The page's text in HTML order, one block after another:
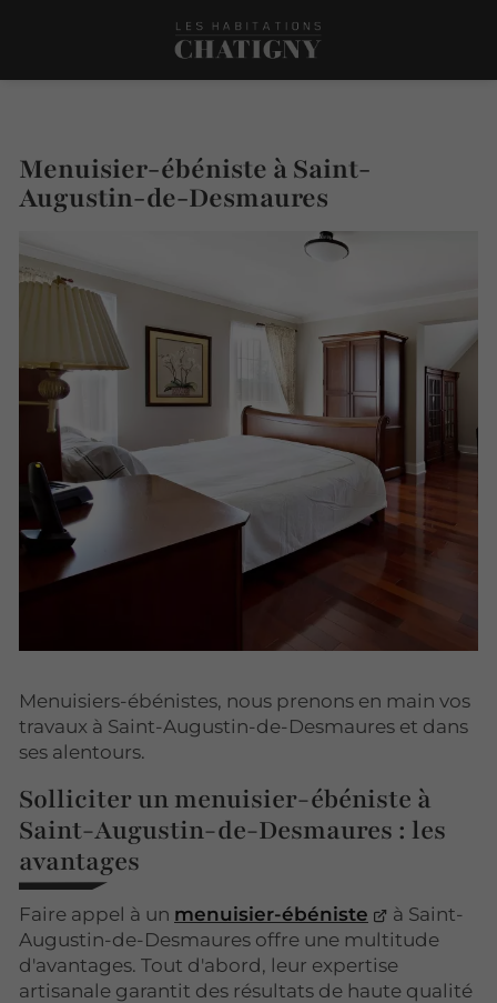
Menuisier-ébéniste à Saint-
Augustin-de-Desmaures
Menuisiers-ébénistes, nous prenons en main vos
travaux à Saint-Augustin-de-Desmaures et dans
ses alentours.
Solliciter un menuisier-ébéniste à
Saint-Augustin-de-Desmaures : les
avantages
Faire appel à un menuisier-ébéniste
à Saint-
Augustin-de-Desmaures offre une multitude
d'avantages. Tout d'abord, leur expertise
artisanale garantit des résultats de haute qualité